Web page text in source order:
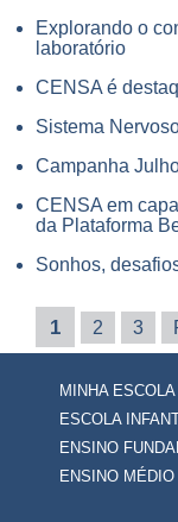
Explorando o
laboratório
CENSA é
Sistema
Campanha
CENSA em
da Plataforma
Sonhos,
1 2 3
MINHA ESCOLA
ESCOLA
ENSINO
ENSINO MÉDIO